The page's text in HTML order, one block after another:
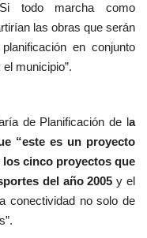
todo marcha como
las obras que serán
en conjunto
municipio”.
de Planificación de la
“este es un proyecto
cinco proyectos que
del año 2005 y el
conectividad no solo de